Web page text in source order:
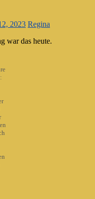
2023 Regina
war das heute.